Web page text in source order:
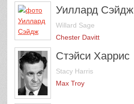
Уиллард Сэйдж
Willard Sage
Chester Davitt
Стэйси Харрис
Stacy Harris
Max Troy